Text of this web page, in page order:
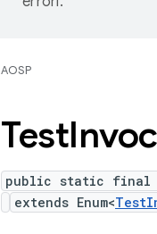
AOSP
Test
public static final
extends Enum<